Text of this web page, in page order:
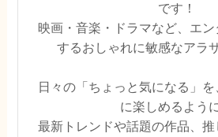
です！
映画・音楽・ドラマなど、エ
するおしゃれに敏感なアラ
日々の「ちょっと気になる」
に楽しめるように
最新トレンドや話題の作品、